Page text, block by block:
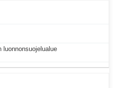
luonnonsuojelualue